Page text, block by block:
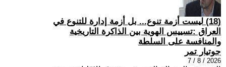
(18) ليست أزمة تنوع... بل أزمة إدارة للتنوع في
العراق :تسييس الهوية بين الذاكرة التاريخية
والمنافسة على السلطة
جوتيار تمر
2026 / 8 / 7